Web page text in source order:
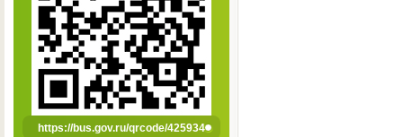
https://bus.gov.ru/qrcode/425934